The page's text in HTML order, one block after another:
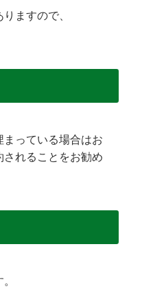
ますので、
っている場合はお
れることをお勧め